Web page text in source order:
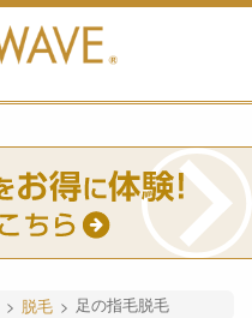
> 脱毛 > 足の指毛脱毛